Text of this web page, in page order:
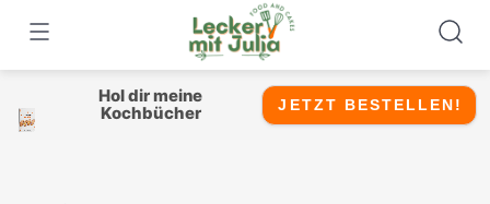
content
Hol dir meine
Kochbücher
JETZT BESTELLEN!